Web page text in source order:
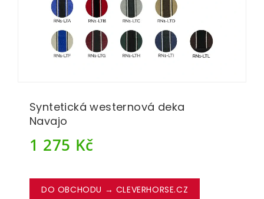
Syntetická westernová deka
Navajo
1 275 Kč
DO OBCHODU → CLEVERHORSE.CZ